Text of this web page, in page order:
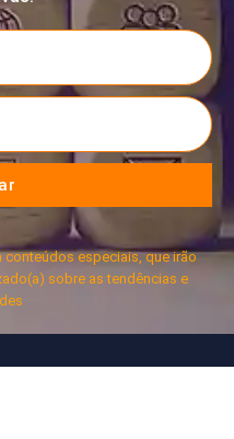
conteúdos especiais, que irão
sobre as tendências e